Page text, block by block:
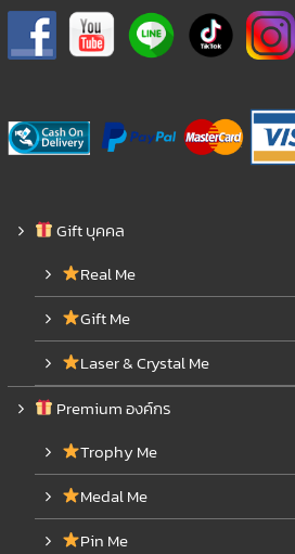
Gift บุคคล
Real Me
Gift Me
Laser & Crystal Me
Premium องค์กร
Trophy Me
Medal Me
Pin Me